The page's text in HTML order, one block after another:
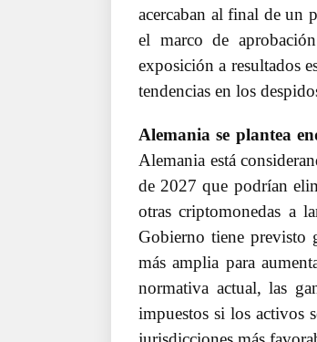
acercaban al final de un
el marco de
exposición a resultados
tendencias en los
Alemania se plantea
Alemania está
de 2027 que podrían
otras criptomonedas a
Gobierno tiene previsto
más amplia para
normativa actual, las
impuestos si los activos